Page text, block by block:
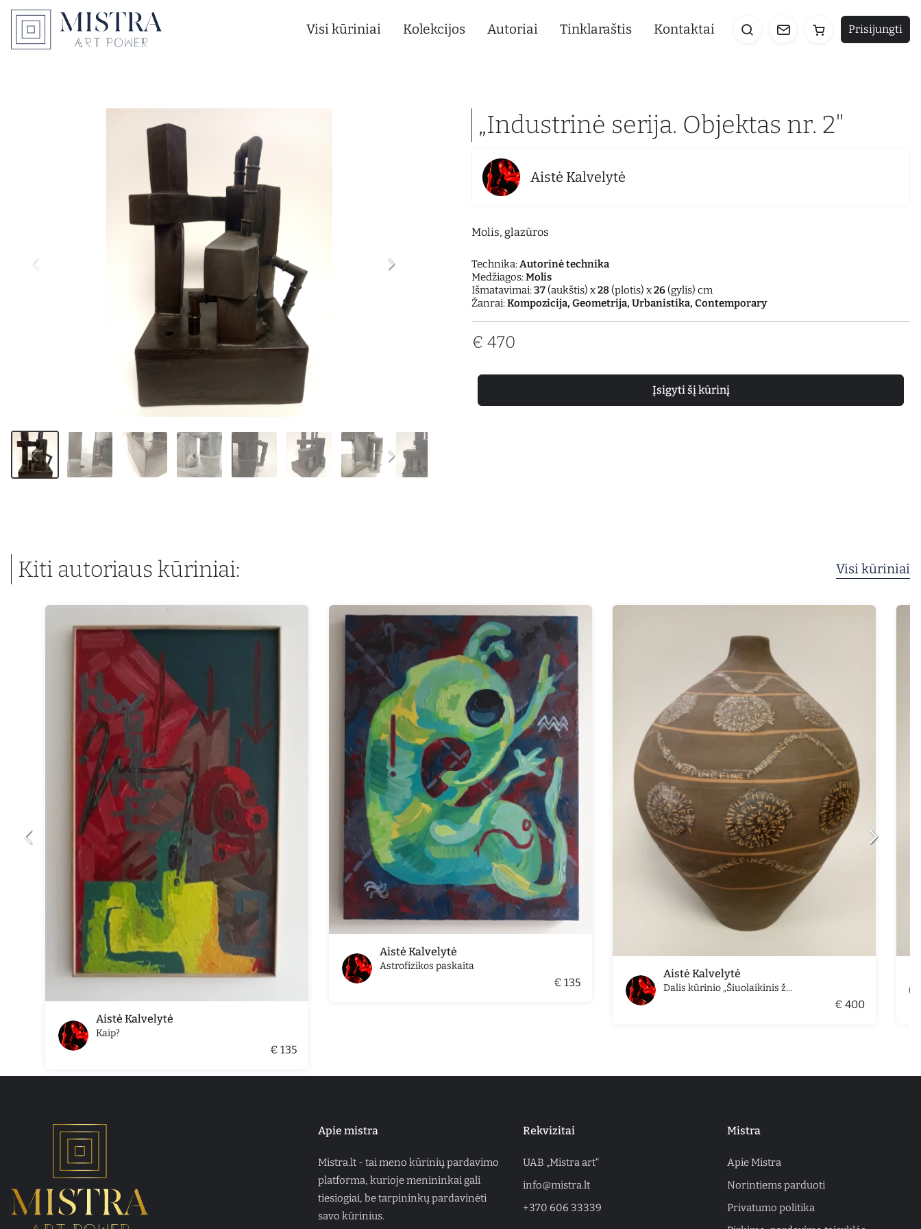
Visi kūriniai Kolekcijos Autoriai Tinklaraštis Kontaktai Prisijungti
„Industrinė serija. Objektas nr. 2"
Aistė Kalvelytė
Molis, glazūros
Technika:Autorinė technika
Medžiagos:Molis
Išmatavimai:37(aukštis) x28(plotis) x26(gylis) cm
Žanrai:Kompozicija, Geometrija, Urbanistika, Contemporary
€ 470
Įsigyti šį kūrinį
Kiti autoriaus kūriniai: Visi kūriniai
Aistė Kalvelytė
Kaip?
€ 135
Aistė Kalvelytė
Astrofizikos paskaita
€ 135
Aistė Kalvelytė
Dalis kūrinio „Šiuolaikinis žmogus/ senovinis mąstymas“ (vaza nr. 11)
€ 400
Apie mistra
Mistra.lt - tai meno kūrinių pardavimo
platforma, kurioje menininkai gali
tiesiogiai, be tarpininkų pardavinėti
savo kūrinius.
Rekvizitai
UAB „Mistra art“
info@mistra.lt
+370 606 33339
Mistra
Apie Mistra
Norintiems parduoti
Privatumo politika